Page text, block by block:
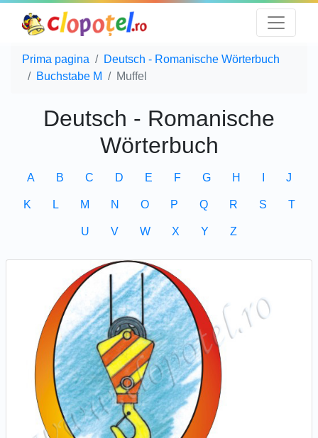
Prima pagina
Deutsch - Romanische Wörterbuch
Buchstabe M
Muffel
Deutsch - Romanische
Wörterbuch
A B C D E F G H J
K L M N O P Q R S T
U V W X Y Z